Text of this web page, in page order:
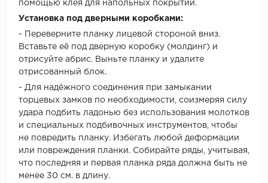
помощью клея для напольных покрытий.
Установка под дверными коробками:
- Переверните планку лицевой стороной вниз.
Вставьте её под дверную коробку (молдинг) и
отрисуйте абрис. Выньте планку и удалите
отрисованный блок.
- Для надёжного соединения при замыкании
торцевых замков по необходимости, соизмеряя силу
удара подбить ладонью без использования молотков
и специальных подбивочных инструментов, чтобы
не повредить планку. Избегать любой деформации
или повреждения планки. Собирайте ряды, учитывая,
что последняя и первая планка ряда должна быть не
менее 30 см. в длину.